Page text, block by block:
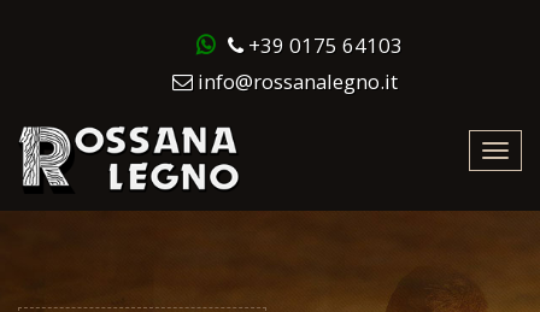
+39 0175 64103
info@rossanalegno.it